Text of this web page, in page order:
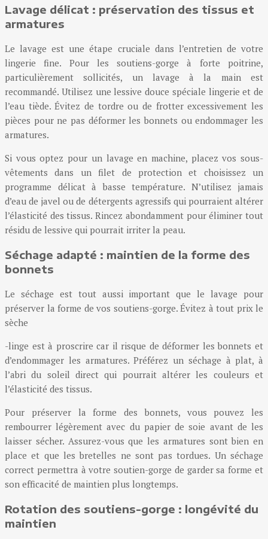
Lavage délicat : préservation des tissus et
armatures
Le lavage est une étape cruciale dans l’entretien de votre
lingerie fine. Pour les soutiens-gorge à forte poitrine,
particulièrement sollicités, un lavage à la main est
recommandé. Utilisez une lessive douce spéciale lingerie et de
l’eau tiède. Évitez de tordre ou de frotter excessivement les
pièces pour ne pas déformer les bonnets ou endommager les
armatures.
Si vous optez pour un lavage en machine, placez vos sous-
vêtements dans un filet de protection et choisissez un
programme délicat à basse température. N’utilisez jamais
d’eau de javel ou de détergents agressifs qui pourraient altérer
l’élasticité des tissus. Rincez abondamment pour éliminer tout
résidu de lessive qui pourrait irriter la peau.
Séchage adapté : maintien de la forme des
bonnets
Le séchage est tout aussi important que le lavage pour
préserver la forme de vos soutiens-gorge. Évitez à tout prix le
sèche
-linge est à proscrire car il risque de déformer les bonnets et
d’endommager les armatures. Préférez un séchage à plat, à
l’abri du soleil direct qui pourrait altérer les couleurs et
l’élasticité des tissus.
Pour préserver la forme des bonnets, vous pouvez les
rembourrer légèrement avec du papier de soie avant de les
laisser sécher. Assurez-vous que les armatures sont bien en
place et que les bretelles ne sont pas tordues. Un séchage
correct permettra à votre soutien-gorge de garder sa forme et
son efficacité de maintien plus longtemps.
Rotation des soutiens-gorge : longévité du
maintien